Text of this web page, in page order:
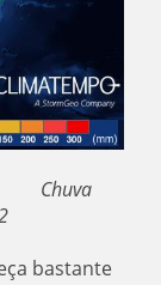
Chuva
bastante